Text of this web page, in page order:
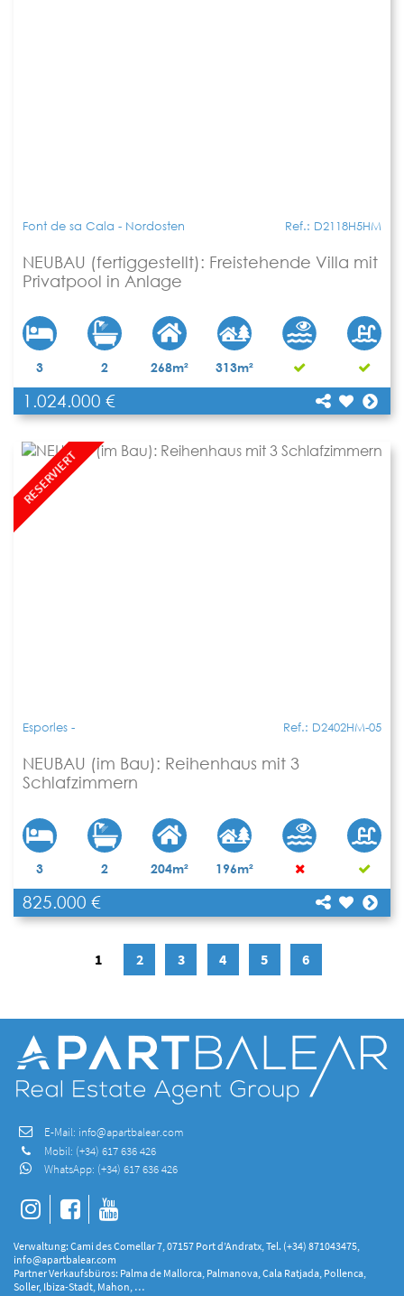
Font de sa Cala - Nordosten Ref.: D2118H5HM
NEUBAU (fertiggestellt): Freistehende Villa mit
Privatpool in Anlage
3 2 268m² 313m²
1.024.000 €
[shariff title="NEUBAU (fertiggestellt):
Freistehende Villa mit Privatpool in Anlage"
url="https://www.apartbalear.com/details/3655-
neubau-fertiggestellt-freistehende-villa-mit/"]
RESERVIERT
Esporles - Ref.: D2402HM-05
NEUBAU (im Bau): Reihenhaus mit 3
Schlafzimmern
3 2 204m² 196m²
825.000 €[shariff title="NEUBAU (im Bau): Reihenhaus mit 3
Schlafzimmern"
neubau-im-bau-reihenhaus-mit/"]
1 2 3 4 5 6
E-Mail: info@apartbalear.com
Mobil: (+34) 617 636 426
WhatsApp: (+34) 617 636 426
Verwaltung: Cami des Comellar 7, 07157 Port d’Andratx, Tel. (+34) 871043475,
info@apartbalear.com
Partner Verkaufsbüros: Palma de Mallorca, Palmanova, Cala Ratjada, Pollenca,
Soller, Ibiza-Stadt, Mahon, …